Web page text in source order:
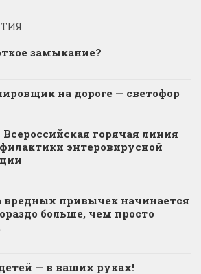
замыкание?
на дороге — светофор
горячая линия
энтеровирусной
вредных привычек начинается
больше, чем просто
— в ваших руках!